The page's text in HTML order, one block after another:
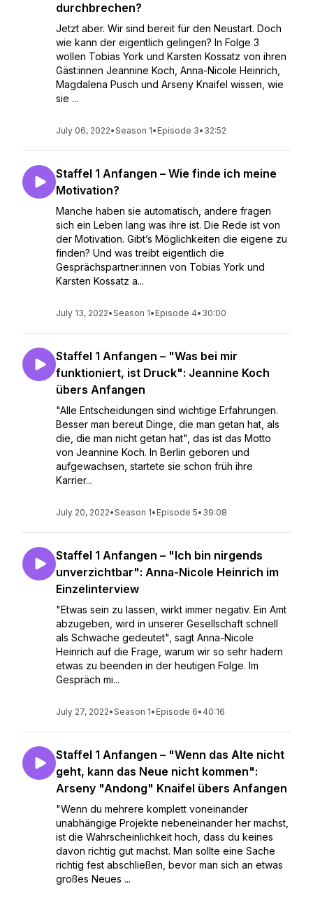
durchbrechen?
Jetzt aber. Wir sind bereit für den Neustart. Doch
wie kann der eigentlich gelingen? In Folge 3
wollen Tobias York und Karsten Kossatz von ihren
Gäst:innen Jeannine Koch, Anna-Nicole Heinrich,
Magdalena Pusch und Arseny Knaifel wissen, wie
sie ...
July 06, 2022•Season 1• Episode 3• 32:52
Staffel 1 Anfangen – Wie finde ich meine
Motivation?
Manche haben sie automatisch, andere fragen
sich ein Leben lang was ihre ist. Die Rede ist von
der Motivation. Gibt’s Möglichkeiten die eigene zu
finden? Und was treibt eigentlich die
Gesprächspartner:innen von Tobias York und
Karsten Kossatz a...
July 13, 2022•Season 1• Episode 4• 30:00
Staffel 1 Anfangen – "Was bei mir
funktioniert, ist Druck": Jeannine Koch
übers Anfangen
"Alle Entscheidungen sind wichtige Erfahrungen.
Besser man bereut Dinge, die man getan hat, als
die, die man nicht getan hat", das ist das Motto
von Jeannine Koch. In Berlin geboren und
aufgewachsen, startete sie schon früh ihre
Karrier...
July 20, 2022•Season 1• Episode 5• 39:08
Staffel 1 Anfangen – "Ich bin nirgends
unverzichtbar": Anna-Nicole Heinrich im
Einzelinterview
"Etwas sein zu lassen, wirkt immer negativ. Ein Amt
abzugeben, wird in unserer Gesellschaft schnell
als Schwäche gedeutet", sagt Anna-Nicole
Heinrich auf die Frage, warum wir so sehr hadern
etwas zu beenden in der heutigen Folge. Im
Gespräch mi...
July 27, 2022•Season 1• Episode 6• 40:16
Staffel 1 Anfangen – "Wenn das Alte nicht
geht, kann das Neue nicht kommen":
Arseny "Andong" Knaifel übers Anfangen
"Wenn du mehrere komplett voneinander
unabhängige Projekte nebeneinander her machst,
ist die Wahrscheinlichkeit hoch, dass du keines
davon richtig gut machst. Man sollte eine Sache
richtig fest abschließen, bevor man sich an etwas
großes Neues ...